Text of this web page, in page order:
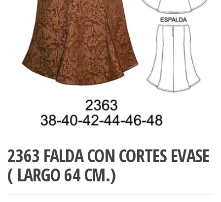
accumark ,
pdf , Moldes
Gerber ,
ropa,
Graduaciones,
Ploteo y
Digitalización
accumark,
Moldes en
pdf, Moldes
Accumark
Gerber,
2363 FALDA CON CORTES EVASE
( LARGO 64 CM.)